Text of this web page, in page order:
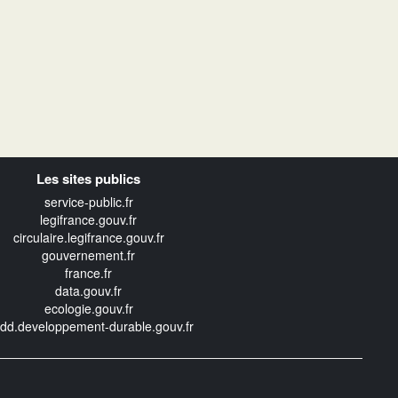
Les sites publics
service-public.fr
legifrance.gouv.fr
circulaire.legifrance.gouv.fr
gouvernement.fr
france.fr
data.gouv.fr
ecologie.gouv.fr
durable.gouv.fr